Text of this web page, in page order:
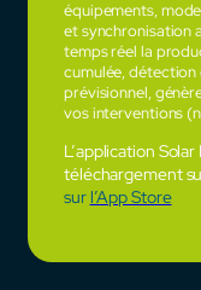
équipements,
et synchronisation
temps réel la
cumulée, détection
prévisionnel,
vos interventions
L’application
téléchargement
sur l’App Store